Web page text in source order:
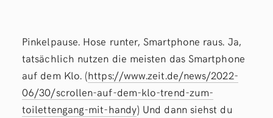
Pinkelpause. Hose runter, Smartphone raus. Ja,
tatsächlich nutzen die meisten das Smartphone
auf dem Klo. (https://www.zeit.de/news/2022-
06/30/scrollen-auf-dem-klo-trend-zum-
toilettengang-mit-handy) Und dann siehst du